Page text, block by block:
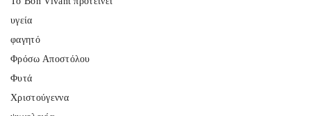
υγεία
φαγητό
Φρόσω Αποστόλου
Φυτά
Χριστούγεννα